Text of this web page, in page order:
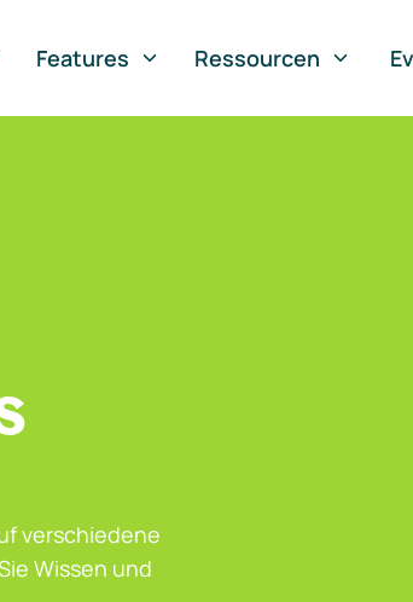
Features Ressourcen
verschiedene
Wissen und